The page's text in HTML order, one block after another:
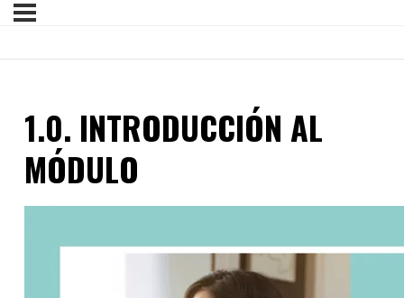
1.0. INTRODUCCIÓN AL
MÓDULO